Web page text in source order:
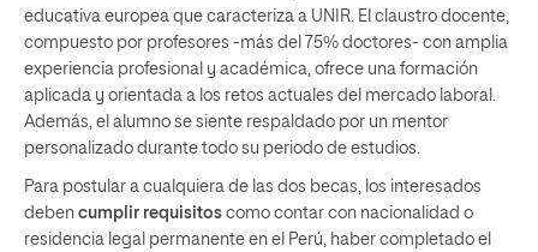
educativa europea que caracteriza a UNIR. El claustro docente,
compuesto por profesores -más del 75% doctores- con amplia
experiencia profesional y académica, ofrece una formación
aplicada y orientada a los retos actuales del mercado laboral.
Además, el alumno se siente respaldado por un mentor
personalizado durante todo su periodo de estudios.
Para postular a cualquiera de las dos becas, los interesados
deben cumplir requisitos como contar con nacionalidad o
residencia legal permanente en el Perú, haber completado el